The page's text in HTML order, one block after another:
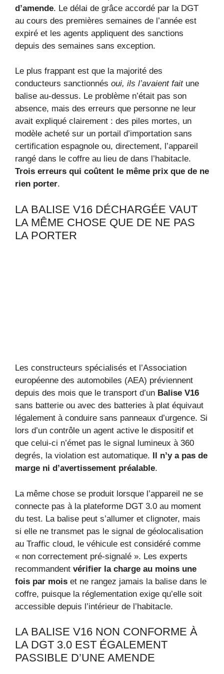
d’amende. Le délai de grâce accordé par la DGT
au cours des premières semaines de l’année est
expiré et les agents appliquent des sanctions
depuis des semaines sans exception.
Le plus frappant est que la majorité des
conducteurs sanctionnés oui, ils l’avaient faitune
balise au-dessus. Le problème n’était pas son
absence, mais des erreurs que personne ne leur
avait expliqué clairement : des piles mortes, un
modèle acheté sur un portail d’importation sans
certification espagnole ou, directement, l’appareil
rangé dans le coffre au lieu de dans l’habitacle.
Trois erreurs qui coûtent le même prix que de ne
rien porter.
LA BALISE V16 DÉCHARGÉE VAUT
LA MÊME CHOSE QUE DE NE PAS
LA PORTER
Les constructeurs spécialisés et l’Association
européenne des automobiles (AEA) préviennent
depuis des mois que le transport d’un Balise V16
sans batterie ou avec des batteries à plat équivaut
légalement à conduire sans panneaux d’urgence. Si
lors d’un contrôle un agent active le dispositif et
que celui-ci n’émet pas le signal lumineux à 360
degrés, la violation est automatique.
Il n’y a pas de
marge ni d’avertissement préalable.
La même chose se produit lorsque l’appareil ne se
connecte pas à la plateforme DGT 3.0 au moment
du test. La balise peut s’allumer et clignoter, mais
si elle ne transmet pas le signal de géolocalisation
au Traffic cloud, le véhicule est considéré comme
« non correctement pré-signalé ». Les experts
recommandent vérifier la charge au moins une
fois par mois et ne rangez jamais la balise dans le
coffre, puisque la réglementation exige qu’elle soit
accessible depuis l’intérieur de l’habitacle.
LA BALISE V16 NON CONFORME À
LA DGT 3.0 EST ÉGALEMENT
PASSIBLE D’UNE AMENDE